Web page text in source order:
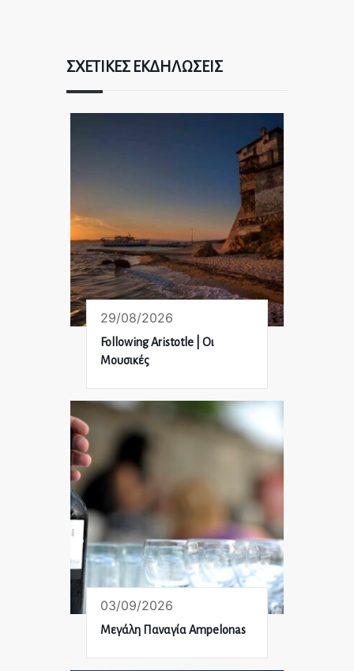
ΣΧΕΤΙΚΈΣ ΕΚΔΗΛΏΣΕΙΣ
29/08/2026
Following Aristotle | Οι
Μουσικές
03/09/2026
Μεγάλη Παναγία Ampelonas